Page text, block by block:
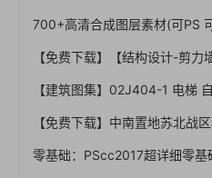
700+高清合成图层素材(可PS
零基础：PScc2017超详细零基